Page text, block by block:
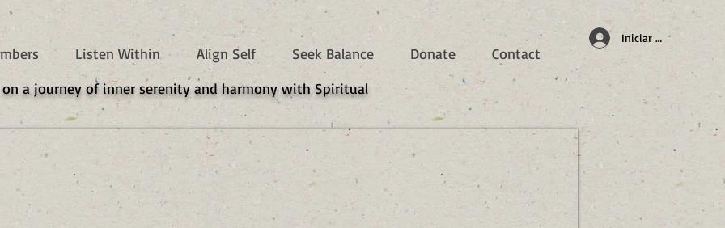
Listen Within Align Self Seek Balance Donate
Contact
on a journey of inner serenity and harmony with Spiritual
Iniciar sesión